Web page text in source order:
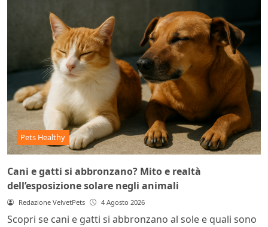
Pets Healthy
Cani e gatti si abbronzano? Mito e realtà
dell’esposizione solare negli animali
Redazione VelvetPets 4 Agosto 2026
Scopri se cani e gatti si abbronzano al sole e quali sono